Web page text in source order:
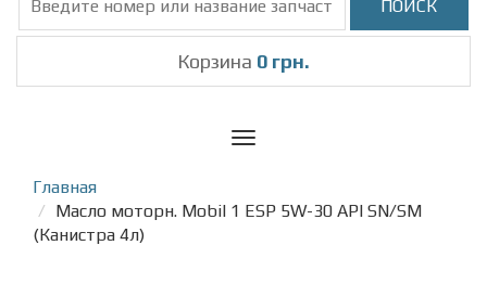
Корзина 0 грн.
Toggle
Главная
Масло моторн. Mobil 1 ESP 5W-30 API SN/SM
(Канистра 4л)